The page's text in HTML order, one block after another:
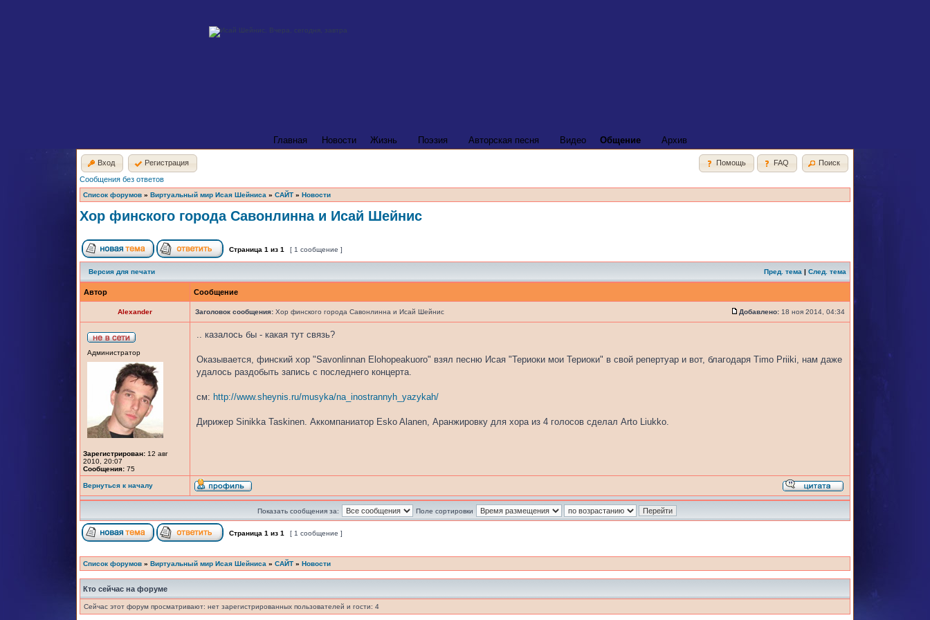
Главная Новости Жизнь Поэзия Авторская песня Видео Общение Архив
Вход Регистрация Помощь FAQ
Поиск
Сообщения без ответов
Список форумов » Виртуальный мир Исая Шейниса » САЙТ » Новости
Хор финского города Савонлинна и Исай Шейнис
Страница 1 из 1 [ 1 сообщение ]
Версия для печати Пред. тема | След. тема
Автор Сообщение
Alexander Заголовок сообщения: Хор финского города Савонлинна и Исай Шейнис Добавлено: 18 ноя 2014, 04:34
Администратор
Зарегистрирован: 12 авг
2010, 20:07
Сообщения: 75
.. казалось бы - какая тут связь?
Оказывается, финский хор "Savonlinnan Elohopeakuoro" взял песню Исая "Териоки мои Териоки" в свой репертуар и вот, благодаря Timo Priiki, нам даже
удалось раздобыть запись с последнего концерта.
см: http://www.sheynis.ru/musyka/na_inostrannyh_yazykah/
Дирижер Sinikka Taskinen. Аккомпаниатор Esko Alanen, Аранжировку для хора из 4 голосов сделал Arto Liukko.
Вернуться к началу
Показать сообщения за: Поле сортировки
Страница 1 из 1 [ 1 сообщение ]
Список форумов » Виртуальный мир Исая Шейниса » САЙТ » Новости
Кто сейчас на форуме
Сейчас этот форум просматривают: нет зарегистрированных пользователей и гости: 4